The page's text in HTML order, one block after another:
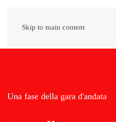
Skip to main content
Una fase della gara d'andata